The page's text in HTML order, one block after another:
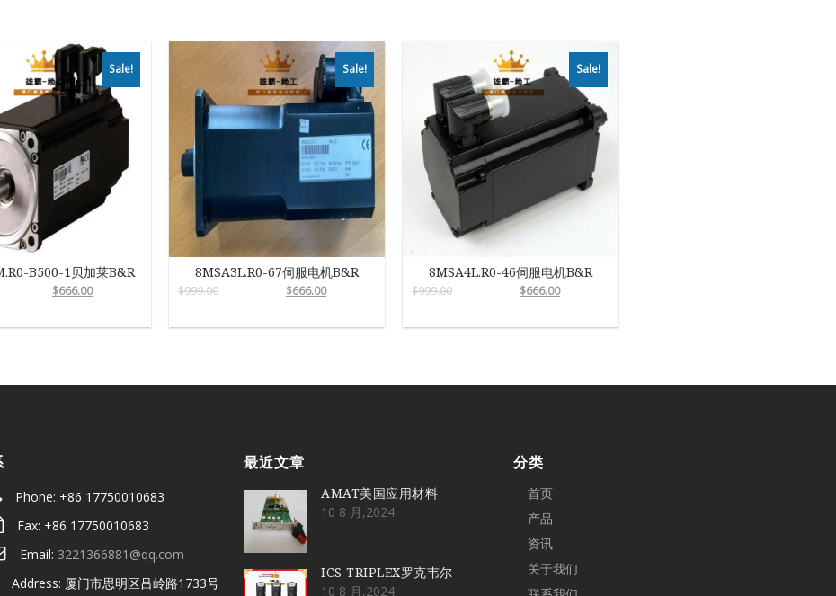
Sale!
B500-1贝加莱B&R
$666.00
Sale!
8MSA3L.R0-67伺服电机B&R
$999.00 $666.00
Sale!
8MSA4L.R0-46伺服电机B&R
$999.00 $666.00
Phone: +86 17750010683
Fax: +86 17750010683
Email: 3221366881@qq.com
Address: 厦门市思明区吕岭路1733号
最近文章
AMAT美国应用材料
10 8 月,2024
ICS TRIPLEX罗克韦尔
10 8 月,2024
分类
首页
产品
资讯
关于我们